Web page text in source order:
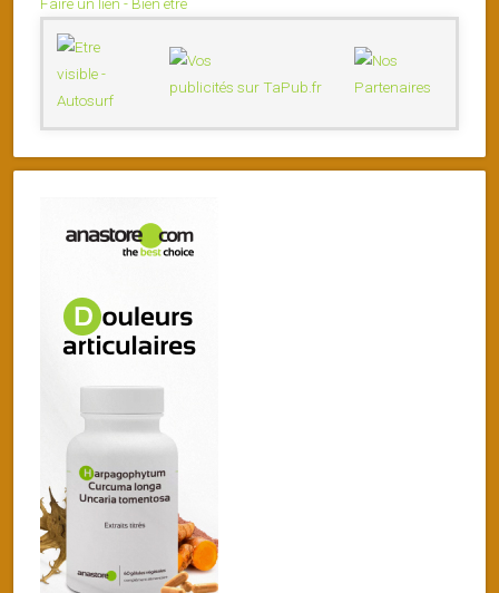
Faire un lien - Bien être